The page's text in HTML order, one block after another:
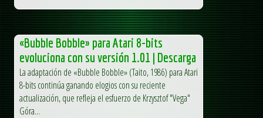
«Bubble Bobble» para Atari 8-bits
evoluciona con su versión 1.01 | Descarga
La adaptación de «Bubble Bobble» (Taito, 1986) para Atari
8-bits continúa ganando elogios con su reciente
actualización, que refleja el esfuerzo de Krzysztof "Vega"
Góra...